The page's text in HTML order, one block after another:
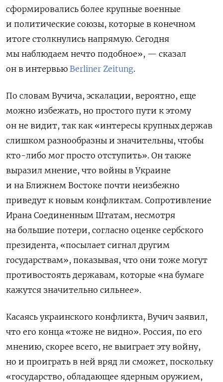
сформировались более крупные военные
и политические союзы, которые в конечном
итоге столкнулись напрямую. Сегодня
мы наблюдаем нечто подобное», — сказал
он в интервью Berliner Zeitung.
По словам Вучича, эскалации, вероятно, еще
можно избежать, но простого пути к этому
он не видит, так как «интересы крупных держав
слишком разнообразны и значительны, чтобы
кто-либо мог просто отступить». Он также
выразил мнение, что войны в Украине
и на Ближнем Востоке почти неизбежно
приведут к новым конфликтам. Сопротивление
Ирана Соединенным Штатам, несмотря
на большие потери, согласно оценке сербского
президента, «посылает сигнал другим
государствам», показывая, что они тоже могут
противостоять державам, которые «на бумаге
кажутся значительно сильнее».
Касаясь украинского конфликта, Вучич заявил,
что его конца «тоже не видно». Россия, по его
мнению, скорее всего, не выиграет эту войну,
но и проиграть в ней вряд ли сможет, поскольку
«государство, обладающее ядерным оружием,